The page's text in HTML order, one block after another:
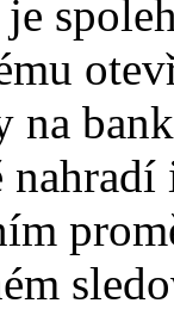
je
na